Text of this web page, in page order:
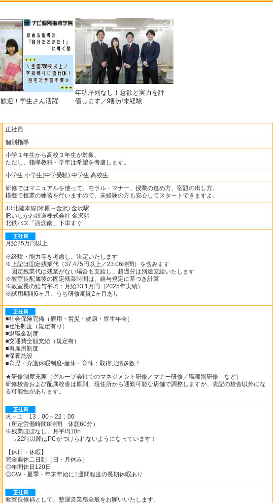
迎！学生さん活躍
年功序列なし！意欲と実力を評
価します／9割が未経験
正社員
個別指導
小学１年生から高校３年生が対象。
ただし、指導教科・学年は希望を考慮します。
小学生 小学生(中学受験) 中学生 高校生
研修ではマニュアルを使って、モラル・マナー、授業の進め方、宿題の出し方、
模擬で授業の練習を行いますので、未経験の方も安心してスタートできますよ。
JR北陸本線(米原～金沢) 金沢駅
IRいしかわ鉄道株式会社 金沢駅
北鉄バス「西念南」下車すぐ
月給25万円以上
※経験・能力等を考慮し、決定いたします
※上記は固定残業代（37,475円以上／23.06時間）を含みます
固定残業代は残業がない場合も支給し、超過分は別途支給いたします
※教室長配属後の固定残業時間は、給与規定に基づき計算
※教室長の給与平均：月給33.1万円（2025年実績）
※試用期間6ヶ月、うち研修期間2ヶ月あり
■社会保険完備（雇用・労災・健康・厚生年金）
■社宅制度（規定有り）
■退職金制度
■交通費全額支給（規定有）
■再雇用制度
■保養施設
■育児・介護休暇制度-産休・育休：取得実績多数！
★研修制度充実（グループ会社でのマネジメント研修／マナー研修／職種別研修 など）
研修校舎および配属校舎は原則、現住所から通勤可能な店舗で調整しますが、表記の校舎以外にな
る可能性があります。
火～土 13：00～22：00
（所定労働時間8時間 休憩60分）
※残業ほぼなし、月平均10h
→22時以降はPCがつけられないようになっています！
【休日・休暇】
完全週休二日制（日・月休み）
◎年間休日120日
◎GW・夏季・年末年始に1週間程度の長期休暇あり
教室長候補として、塾運営業務全般をお願いいたします。